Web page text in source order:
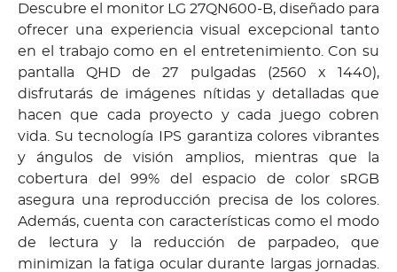
Descubre el monitor LG 27QN600-B, diseñado para
ofrecer una experiencia visual excepcional tanto
en el trabajo como en el entretenimiento. Con su
pantalla QHD de 27 pulgadas (2560 x 1440),
disfrutarás de imágenes nítidas y detalladas que
hacen que cada proyecto y cada juego cobren
vida. Su tecnología IPS garantiza colores vibrantes
y ángulos de visión amplios, mientras que la
cobertura del 99% del espacio de color sRGB
asegura una reproducción precisa de los colores.
Además, cuenta con características como el modo
de lectura y la reducción de parpadeo, que
minimizan la fatiga ocular durante largas jornadas.